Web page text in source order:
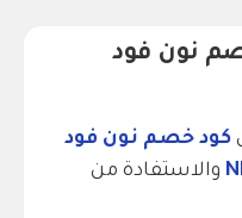
نون فود
كود خصم نون فود
والاستفادة من